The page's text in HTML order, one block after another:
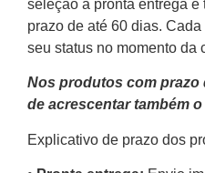
seleção à pronta entrega e
prazo de até 60 dias.
seu status no momento da
Nos produtos com prazo
de acrescentar também
Explicativo de prazo dos